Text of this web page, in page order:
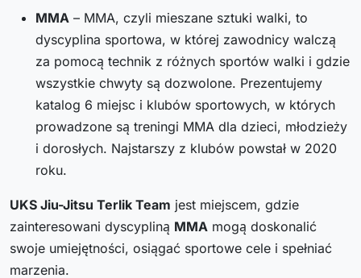
MMA – MMA, czyli mieszane sztuki walki, to
dyscyplina sportowa, w której zawodnicy walczą
za pomocą technik z różnych sportów walki i gdzie
wszystkie chwyty są dozwolone. Prezentujemy
katalog 6 miejsc i klubów sportowych, w których
prowadzone są treningi MMA dla dzieci, młodzieży
i dorosłych. Najstarszy z klubów powstał w 2020
roku.
UKS Jiu-Jitsu Terlik Team jest miejscem, gdzie
zainteresowani dyscypliną MMA mogą doskonalić
swoje umiejętności, osiągać sportowe cele i spełniać
marzenia.